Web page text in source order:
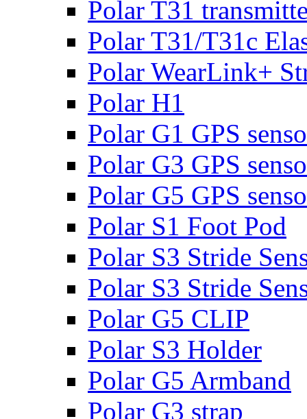
Polar T31
Polar T31/T31c
Polar WearLink+
Polar H1
Polar G1 GPS
Polar G3 GPS
Polar G5 GPS
Polar S1 Foot Pod
Polar S3 Stride
Polar S3 Stride
Polar G5 CLIP
Polar S3 Holder
Polar G5 Armband
Polar G3 strap